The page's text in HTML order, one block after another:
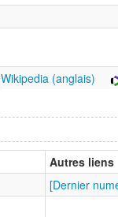
Wikipedia (anglais)
Autres liens
[Dernier